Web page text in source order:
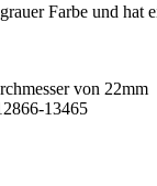
Farbe und hat
von 22mm
13465